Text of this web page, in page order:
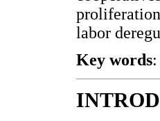
labor
Key words